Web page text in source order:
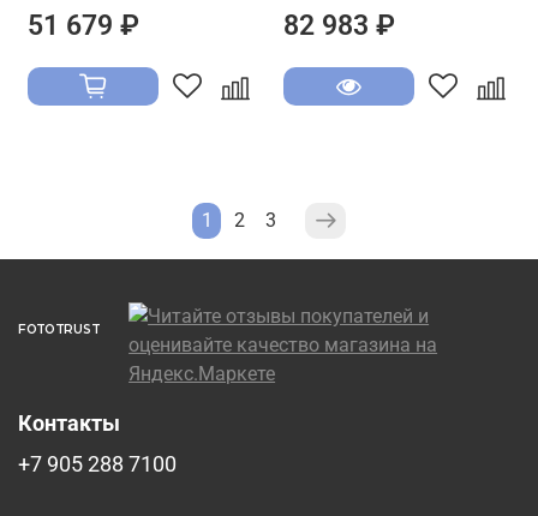
51 679 ₽ 82 983 ₽
1 2 3
FOTOTRUST
Контакты
+7 905 288 7100